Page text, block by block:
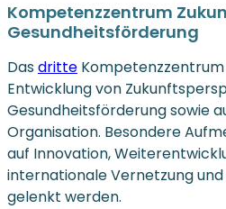
Kompetenzzentrum
Gesundheitsförderung
Dasdritte
Entwicklung von
Gesundheitsförderung sowie
Organisation. Besondere
auf Innovation,
internationale Vernetzung
gelenkt werden.